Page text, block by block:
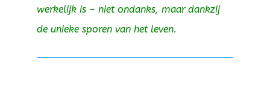
werkelijk is – niet ondanks, maar dankzij
de unieke sporen van het leven.